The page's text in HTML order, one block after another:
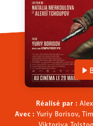
Réalisé par :
Avec : Yuriy Borisov,
Viktoriya